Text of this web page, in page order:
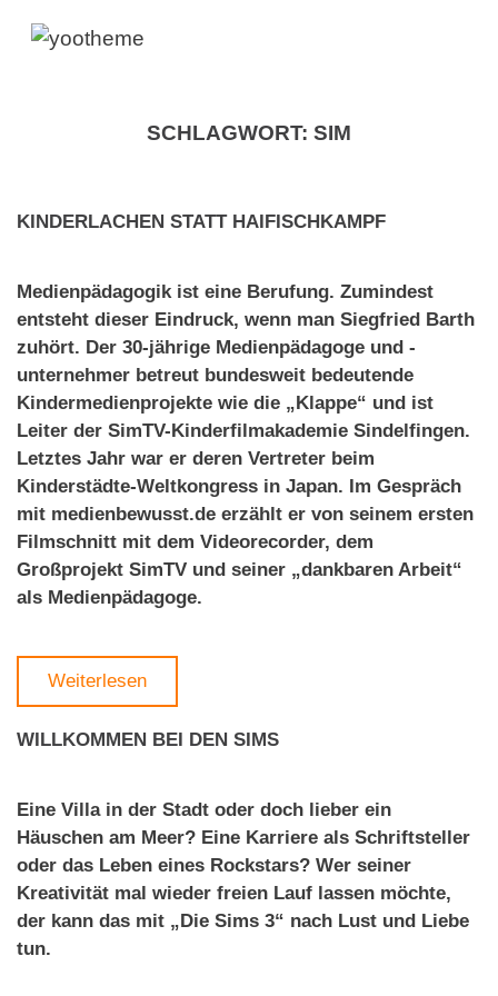
SCHLAGWORT: SIM
KINDERLACHEN STATT HAIFISCHKAMPF
Medienpädagogik ist eine Berufung. Zumindest
entsteht dieser Eindruck, wenn man Siegfried Barth
zuhört. Der 30-jährige Medienpädagoge und -
unternehmer betreut bundesweit bedeutende
Kindermedienprojekte wie die „Klappe“ und ist
Leiter der SimTV-Kinderfilmakademie Sindelfingen.
Letztes Jahr war er deren Vertreter beim
Kinderstädte-Weltkongress in Japan. Im Gespräch
mit medienbewusst.de erzählt er von seinem ersten
Filmschnitt mit dem Videorecorder, dem
Großprojekt SimTV und seiner „dankbaren Arbeit“
als Medienpädagoge.
Weiterlesen
WILLKOMMEN BEI DEN SIMS
Eine Villa in der Stadt oder doch lieber ein
Häuschen am Meer? Eine Karriere als Schriftsteller
oder das Leben eines Rockstars? Wer seiner
Kreativität mal wieder freien Lauf lassen möchte,
der kann das mit „Die Sims 3“ nach Lust und Liebe
tun.